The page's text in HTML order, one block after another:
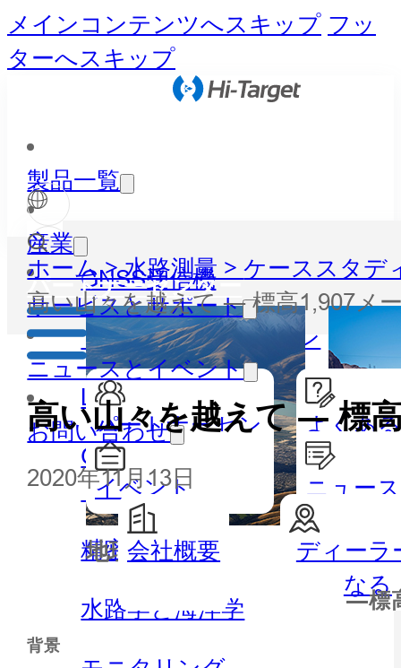
メインコンテンツへスキップ フッ
ターへスキップ
製品一覧
GNSS受信機
トータルステーション
LiDAR
GISハンドヘルドとタブレッ
ト
精密農業
水路学と海洋学
産業
地理空間 水路
サービスとサポート
パートナーセン
ター
よくあ
ニュースとイベント
イベント ニュース
お問い合わせ
会社概要
ディーラ
なる
パートナーセンター
ホーム >水路測量 >ケーススタデ
高い山々を越えて ― 標高1,907メ
高い山々を越えて ― 標
2020年11月13日
—標
背景